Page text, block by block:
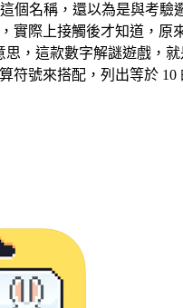
個名稱，還以為是與考驗
實際上接觸後才知道，原
思，這款數字解謎遊戲，就
符號來搭配，列出等於 10